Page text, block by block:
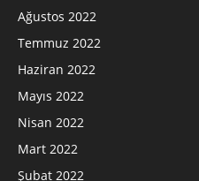
Ağustos 2022
Temmuz 2022
Haziran 2022
Mayıs 2022
Nisan 2022
Mart 2022
Şubat 2022